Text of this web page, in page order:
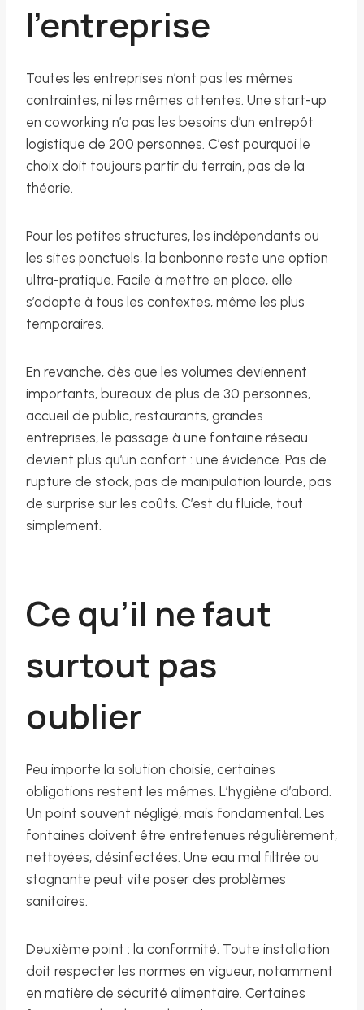
l’entreprise
Toutes les entreprises n’ont pas les mêmes
contraintes, ni les mêmes attentes. Une start-up
en coworking n’a pas les besoins d’un entrepôt
logistique de 200 personnes. C’est pourquoi le
choix doit toujours partir du terrain, pas de la
théorie.
Pour les petites structures, les indépendants ou
les sites ponctuels, la bonbonne reste une option
ultra-pratique. Facile à mettre en place, elle
s’adapte à tous les contextes, même les plus
temporaires.
En revanche, dès que les volumes deviennent
importants, bureaux de plus de 30 personnes,
accueil de public, restaurants, grandes
entreprises, le passage à une fontaine réseau
devient plus qu’un confort : une évidence. Pas de
rupture de stock, pas de manipulation lourde, pas
de surprise sur les coûts. C’est du fluide, tout
simplement.
Ce qu’il ne faut
surtout pas
oublier
Peu importe la solution choisie, certaines
obligations restent les mêmes. L’hygiène d’abord.
Un point souvent négligé, mais fondamental. Les
fontaines doivent être entretenues régulièrement,
nettoyées, désinfectées. Une eau mal filtrée ou
stagnante peut vite poser des problèmes
sanitaires.
Deuxième point : la conformité. Toute installation
doit respecter les normes en vigueur, notamment
en matière de sécurité alimentaire. Certaines